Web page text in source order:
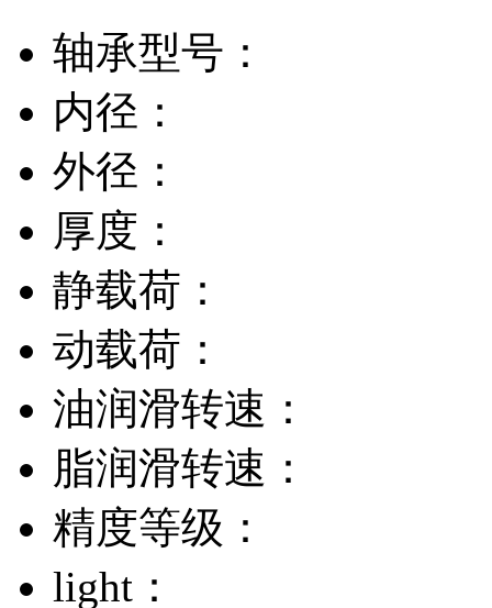
轴承型号：
内径：
外径：
厚度：
静载荷：
动载荷：
油润滑转速：
脂润滑转速：
精度等级：
light：